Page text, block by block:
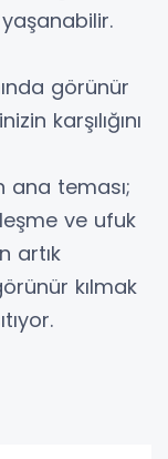
görünür
karşılığını
ana teması;
ve ufuk
artık
kılmak